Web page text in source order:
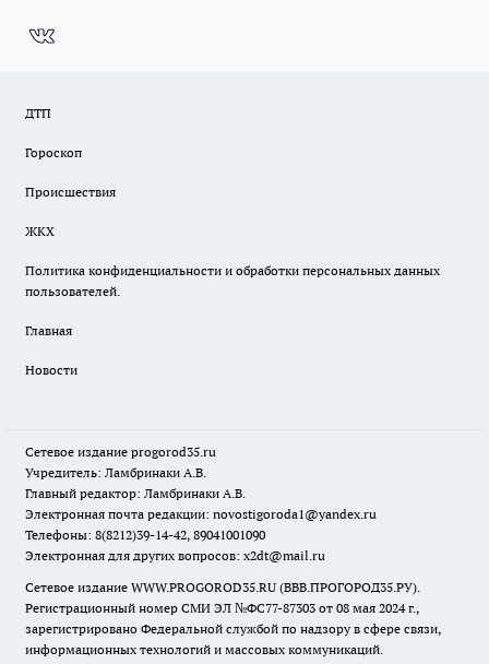
ДТП
Гороскоп
Происшествия
ЖКХ
Политика конфиденциальности и обработки персональных данных
пользователей.
Главная
Новости
Сетевое издание progorod35.ru
Учредитель: Ламбринаки А.В.
Главный редактор: Ламбринаки А.В.
Электронная почта редакции: novostigoroda1@yandex.ru
Телефоны: 8(8212)39-14-42, 89041001090
Электронная для других вопросов: x2dt@mail.ru
Сетевое издание WWW.PROGOROD35.RU (ВВВ.ПРОГОРОД35.РУ).
Регистрационный номер СМИ ЭЛ №ФС77-87303 от 08 мая 2024 г.,
зарегистрировано Федеральной службой по надзору в сфере связи,
информационных технологий и массовых коммуникаций.